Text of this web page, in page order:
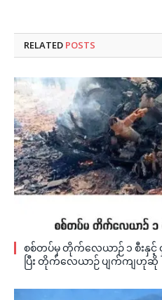
RELATED POSTS
စစ်တပ်မှ တိုက်လေယာဉ် ၁ စီးနှင့်
ပြီး တိုက်လေယာဉ် ပျက်ကျဟုဆို